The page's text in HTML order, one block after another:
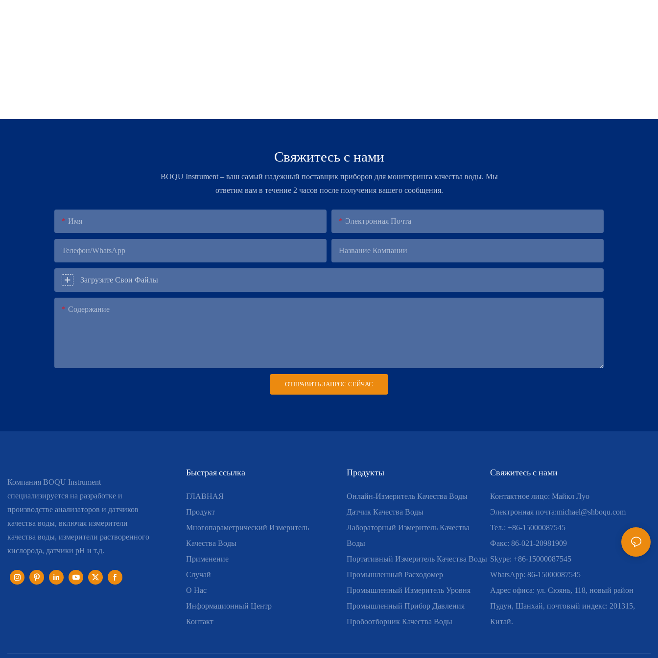
Свяжитесь с нами
BOQU Instrument – ​​ваш самый надежный поставщик приборов для мониторинга качества воды. Мы
ответим вам в течение 2 часов после получения вашего сообщения.
Имя Электронная Почта
Телефон/WhatsApp Название Компании
Загрузите Свои Файлы
Содержание
ОТПРАВИТЬ ЗАПРОС СЕЙЧАС
Компания BOQU Instrument
специализируется на разработке и
производстве анализаторов и датчиков
качества воды, включая измерители
качества воды, измерители растворенного
кислорода, датчики pH и т.д.
Быстрая ссылка
ГЛАВНАЯ
Продукт
Многопараметрический Измеритель
Качества Воды
Применение
Случай
О Нас
Информационный Центр
Контакт
Продукты
Онлайн-Измеритель Качества Воды
Датчик Качества Воды
Лабораторный Измеритель Качества
Воды
Портативный Измеритель Качества Воды
Промышленный Расходомер
Промышленный Измеритель Уровня
Промышленный Прибор Давления
Пробоотборник Качества Воды
Свяжитесь с нами
Контактное лицо: Майкл Луо
Электронная почта:michael@shboqu.com
Тел.: +86-15000087545
Факс: 86-021-20981909
Skype: +86-15000087545
WhatsApp: 86-15000087545
Адрес офиса: ул. Сюянь, 118, новый район
Пудун, Шанхай, почтовый индекс: 201315,
Китай.